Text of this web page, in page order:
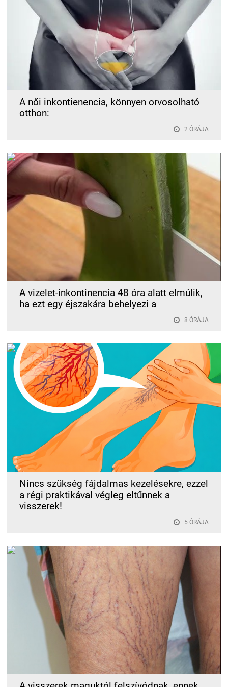
A női inkontienencia, könnyen orvosolható
otthon:
2 ÓRÁJA
A vizelet-inkontinencia 48 óra alatt elmúlik,
ha ezt egy éjszakára behelyezi a
8 ÓRÁJA
Nincs szükség fájdalmas kezelésekre, ezzel
a régi praktikával végleg eltűnnek a
visszerek!
5 ÓRÁJA